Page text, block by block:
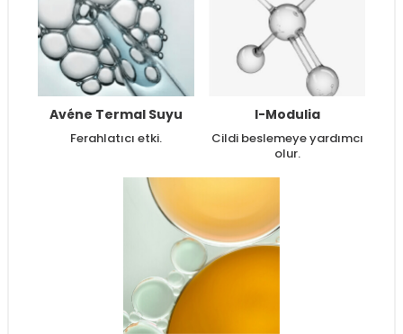
Avéne Termal Suyu
Ferahlatıcı etki.
I-Modulia
Cildi beslemeye yardımcı
olur.